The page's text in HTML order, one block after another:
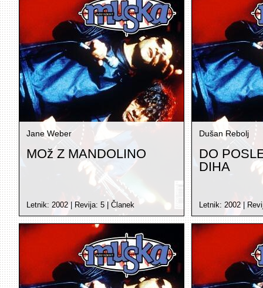
Jane Weber
MOž Z MANDOLINO
Letnik: 2002 | Revija: 5 | Članek
Dušan Rebolj
DO
DIHA
Letnik: 2002 |